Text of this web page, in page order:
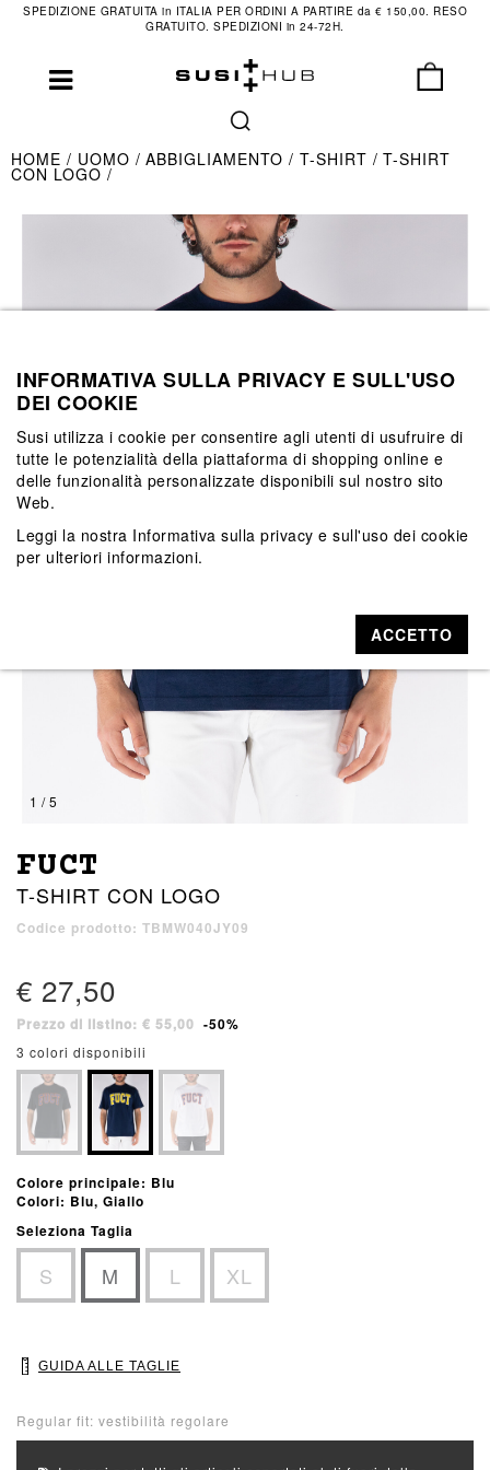
SPEDIZIONE GRATUITA in ITALIA PER ORDINI A PARTIRE da € 150,00. RESO
GRATUITO. SPEDIZIONI in 24-72H.
HOME UOMO ABBIGLIAMENTO T-SHIRT T-SHIRT
CON LOGO
1 / 5
FUCT
T-SHIRT CON LOGO
Codice prodotto: TBMW040JY09
€ 27,50
Prezzo di listino: € 55,00 -50%
3 colori disponibili
Colore principale: Blu
Colori: Blu, Giallo
Seleziona Taglia
S M L XL
GUIDA ALLE TAGLIE
Regular fit: vestibilità regolare
INFORMATIVA SULLA PRIVACY E SULL'USO
DEI COOKIE
Susi utilizza i cookie per consentire agli utenti di usufruire di
tutte le potenzialità della piattaforma di shopping online e
delle funzionalità personalizzate disponibili sul nostro sito
Web.
Leggi la nostra Informativa sulla privacy e sull'uso dei cookie
per ulteriori informazioni.
ACCETTO